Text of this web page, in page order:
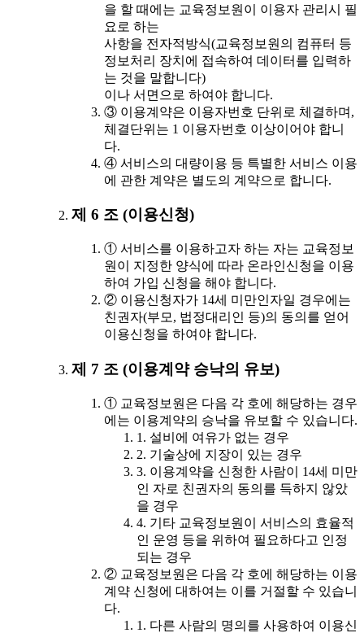
을 할 때에는 교육정보원이 이용자 관리시 필
요로 하는
사항을 전자적방식(교육정보원의 컴퓨터 등
정보처리 장치에 접속하여 데이터를 입력하
는 것을 말합니다)
이나 서면으로 하여야 합니다.
③ 이용계약은 이용자번호 단위로 체결하며,
체결단위는 1 이용자번호 이상이어야 합니
다.
④ 서비스의 대량이용 등 특별한 서비스 이용
에 관한 계약은 별도의 계약으로 합니다.
제 6 조 (이용신청)
① 서비스를 이용하고자 하는 자는 교육정보
원이 지정한 양식에 따라 온라인신청을 이용
하여 가입 신청을 해야 합니다.
② 이용신청자가 14세 미만인자일 경우에는
친권자(부모, 법정대리인 등)의 동의를 얻어
이용신청을 하여야 합니다.
제 7 조 (이용계약 승낙의 유보)
① 교육정보원은 다음 각 호에 해당하는 경우
에는 이용계약의 승낙을 유보할 수 있습니다.
1. 설비에 여유가 없는 경우
2. 기술상에 지장이 있는 경우
3. 이용계약을 신청한 사람이 14세 미만
인 자로 친권자의 동의를 득하지 않았
을 경우
4. 기타 교육정보원이 서비스의 효율적
인 운영 등을 위하여 필요하다고 인정
되는 경우
② 교육정보원은 다음 각 호에 해당하는 이용
계약 신청에 대하여는 이를 거절할 수 있습니
다.
1. 다른 사람의 명의를 사용하여 이용신